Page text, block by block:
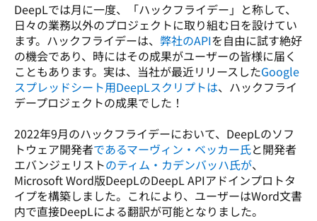
DeepLでは月に一度、「ハックフライデー」と称して、
日々の業務以外のプロジェクトに取り組む日を設けてい
ます。ハックフライデーは、 弊社のAPIを自由に試す絶好
の機会であり、時にはその成果がユーザーの皆様に届く
こともあります。実は、当社が最近リリースしたGoogle
スプレッドシート用DeepLスクリプトは、ハックフライ
デープロジェクトの成果でした！
2022年9月のハックフライデーにおいて、DeepLのソフ
トウェア開発者であるマーヴィン・ベッカー氏と開発者
エバンジェリストのティム・カデンバッハ氏が、
Microsoft Word版DeepLのDeepL APIアドインプロトタ
イプを構築しました。これにより、ユーザーはWord文書
内で直接DeepLによる翻訳が可能となりました。